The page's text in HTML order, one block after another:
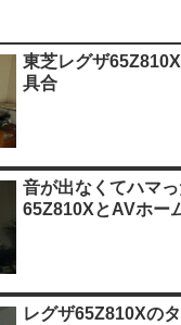
東芝レグザ
具合
音が出なくてハマ
65Z810XとAVホー
レグザ65Z810Xの